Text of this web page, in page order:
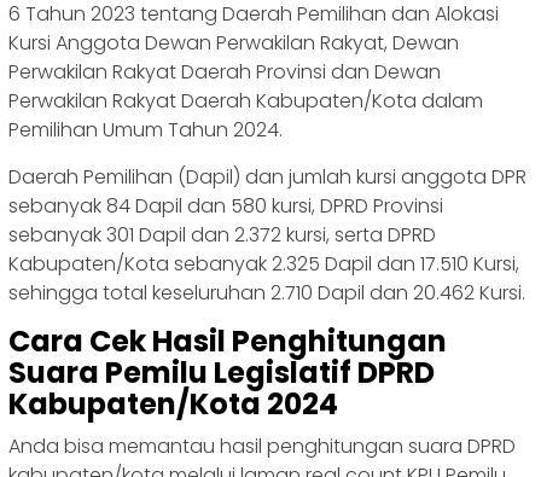
6 Tahun 2023 tentang Daerah Pemilihan dan Alokasi
Kursi Anggota Dewan Perwakilan Rakyat, Dewan
Perwakilan Rakyat Daerah Provinsi dan Dewan
Perwakilan Rakyat Daerah Kabupaten/Kota dalam
Pemilihan Umum Tahun 2024.
Daerah Pemilihan (Dapil) dan jumlah kursi anggota DPR
sebanyak 84 Dapil dan 580 kursi, DPRD Provinsi
sebanyak 301 Dapil dan 2.372 kursi, serta DPRD
Kabupaten/Kota sebanyak 2.325 Dapil dan 17.510 Kursi,
sehingga total keseluruhan 2.710 Dapil dan 20.462 Kursi.
Cara Cek Hasil Penghitungan
Suara Pemilu Legislatif DPRD
Kabupaten/Kota 2024
Anda bisa memantau hasil penghitungan suara DPRD